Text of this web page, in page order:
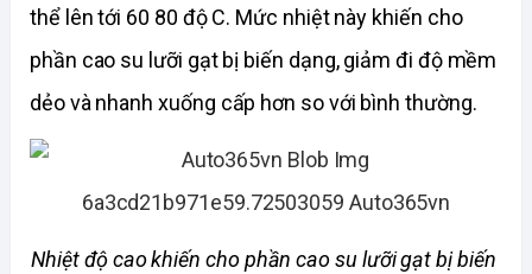
thể lên tới 60 80 độ C. Mức nhiệt này khiến cho
phần cao su lưỡi gạt bị biến dạng, giảm đi độ mềm
dẻo và nhanh xuống cấp hơn so với bình thường.
Nhiệt độ cao khiến cho phần cao su lưỡi gạt bị biến